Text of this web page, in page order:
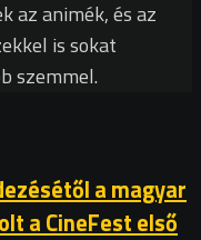
az animék, és az
is sokat
szemmel.
a magyar
a CineFest első